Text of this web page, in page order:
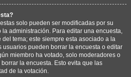
solo pueden ser modificadas por su
administración. Para editar una encuesta,
tema; este siempre esta asociado a la
usuarios pueden borrar la encuesta o editar
miembro ha votado, solo moderadores o
la encuesta. Esto evita que las
de la votación.